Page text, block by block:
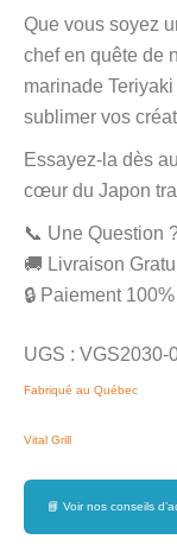
Que vous soyez
chef en quête de
marinade
sublimer vos
Essayez-la dès
cœur du Japon
📞 Une Question
🚚 Livraison
🔒 Paiement
UGS : VGS2030-
Fabriqué au Québec
Vital Grill
📘 Voir nos conseils